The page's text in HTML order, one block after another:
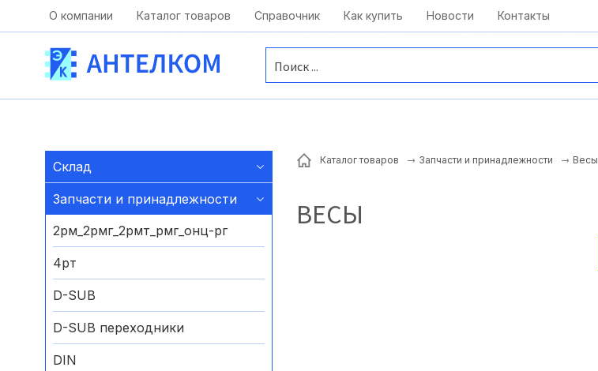
kai@antelcom.ru
Москва, ул. Московская, д.1 офис 1 c 08:00 до 20:00
О компании Каталог товаров Справочник Как купить Новости Контакты
Склад
Запчасти и принадлежности
2рм_2рмг_2рмт_рмг_онц-рг
4рт
D-SUB
D-SUB переходники
DIN
Каталог товаров Запчасти и принадлежности Весы
ВЕСЫ